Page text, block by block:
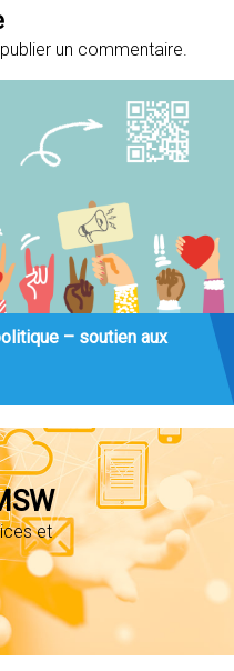
un commentaire.
– soutien aux
et